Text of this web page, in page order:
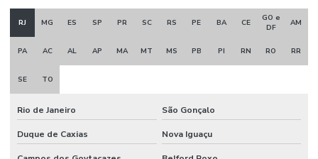
RJ MG ES SP PR SC RS PE BA CE
GO e
DF
AM
PA AC AL AP MA MT MS PB PI RN RO RR
SE TO
Rio de Janeiro São Gonçalo
Duque de Caxias Nova Iguaçu